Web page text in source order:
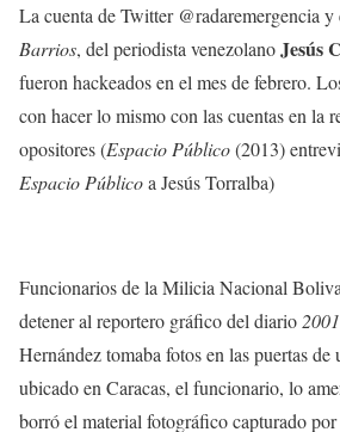
La cuenta de Twitter @radaremergencia
Barrios, del periodista venezolanoJesús
fueron hackeados en el mes de febrero.
con hacer lo mismo con las cuentas en la
opositores (Espacio Público(2013)
Espacio Públicoa Jesús Torralba)
Funcionarios de la Milicia Nacional
detener al reportero gráfico del diario 2001
Hernández tomaba fotos en las puertas
ubicado en Caracas, el funcionario, lo
borró el material fotográfico capturado